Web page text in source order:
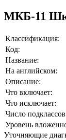
МКБ-11
Классификация:
Код:
Название:
На английском:
Описание:
Что включает:
Что исключает:
Число
Уровень
Уточняющие